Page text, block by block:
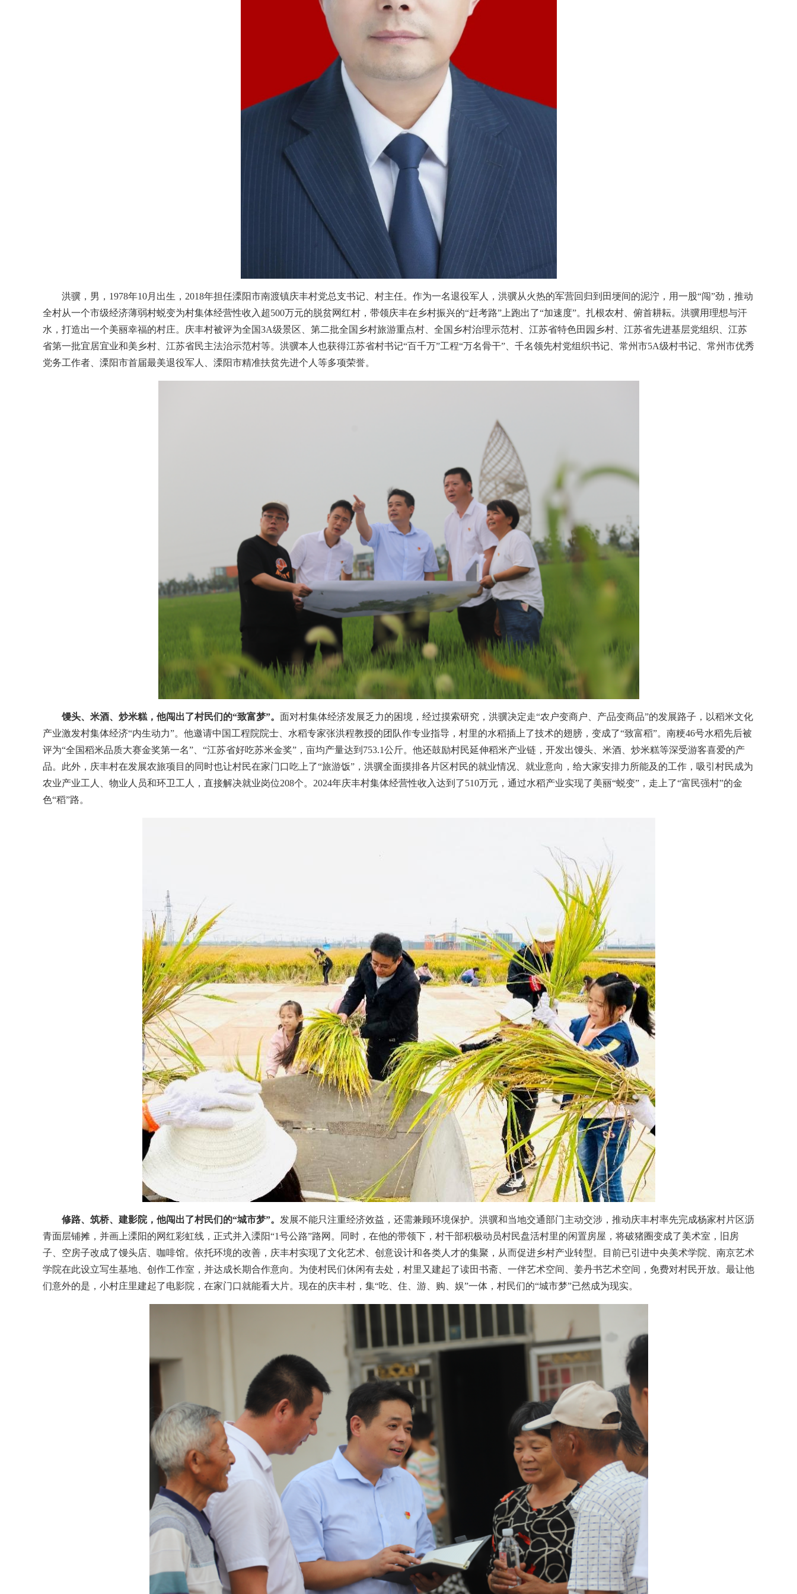
洪骥，男，1978年10月出生，2018年担任溧阳市南渡镇庆丰村党总支书记、村主任。作为一名退役军人，洪骥从火热的军营回归到田埂间的泥泞，用一股“闯”劲，推动
全村从一个市级经济薄弱村蜕变为村集体经营性收入超500万元的脱贫网红村，带领庆丰在乡村振兴的“赶考路”上跑出了“加速度”。扎根农村、俯首耕耘。洪骥用理想与汗
水，打造出一个美丽幸福的村庄。庆丰村被评为全国3A级景区、第二批全国乡村旅游重点村、全国乡村治理示范村、江苏省特色田园乡村、江苏省先进基层党组织、江苏
省第一批宜居宜业和美乡村、江苏省民主法治示范村等。洪骥本人也获得江苏省村书记“百千万”工程“万名骨干”、千名领先村党组织书记、常州市5A级村书记、常州市优秀
党务工作者、溧阳市首届最美退役军人、溧阳市精准扶贫先进个人等多项荣誉。
馒头、米酒、炒米糕，他闯出了村民们的“致富梦”。 面对村集体经济发展乏力的困境，经过摸索研究，洪骥决定走“农户变商户、产品变商品”的发展路子，以稻米文化
产业激发村集体经济“内生动力”。他邀请中国工程院院士、水稻专家张洪程教授的团队作专业指导，村里的水稻插上了技术的翅膀，变成了“致富稻”。南粳46号水稻先后被
评为“全国稻米品质大赛金奖第一名”、“江苏省好吃苏米金奖”，亩均产量达到753.1公斤。他还鼓励村民延伸稻米产业链，开发出馒头、米酒、炒米糕等深受游客喜爱的产
品。此外，庆丰村在发展农旅项目的同时也让村民在家门口吃上了“旅游饭”，洪骥全面摸排各片区村民的就业情况、就业意向，给大家安排力所能及的工作，吸引村民成为
农业产业工人、物业人员和环卫工人，直接解决就业岗位208个。2024年庆丰村集体经营性收入达到了510万元，通过水稻产业实现了美丽“蜕变”，走上了“富民强村”的金
色“稻”路。
修路、筑桥、建影院，他闯出了村民们的“城市梦”。 发展不能只注重经济效益，还需兼顾环境保护。洪骥和当地交通部门主动交涉，推动庆丰村率先完成杨家村片区沥
青面层铺摊，并画上溧阳的网红彩虹线，正式并入溧阳“1号公路”路网。同时，在他的带领下，村干部积极动员村民盘活村里的闲置房屋，将破猪圈变成了美术室，旧房
子、空房子改成了馒头店、咖啡馆。依托环境的改善，庆丰村实现了文化艺术、创意设计和各类人才的集聚，从而促进乡村产业转型。目前已引进中央美术学院、南京艺术
学院在此设立写生基地、创作工作室，并达成长期合作意向。为使村民们休闲有去处，村里又建起了读田书斋、一伴艺术空间、姜丹书艺术空间，免费对村民开放。最让他
们意外的是，小村庄里建起了电影院，在家门口就能看大片。现在的庆丰村，集“吃、住、游、购、娱”一体，村民们的“城市梦”已然成为现实。